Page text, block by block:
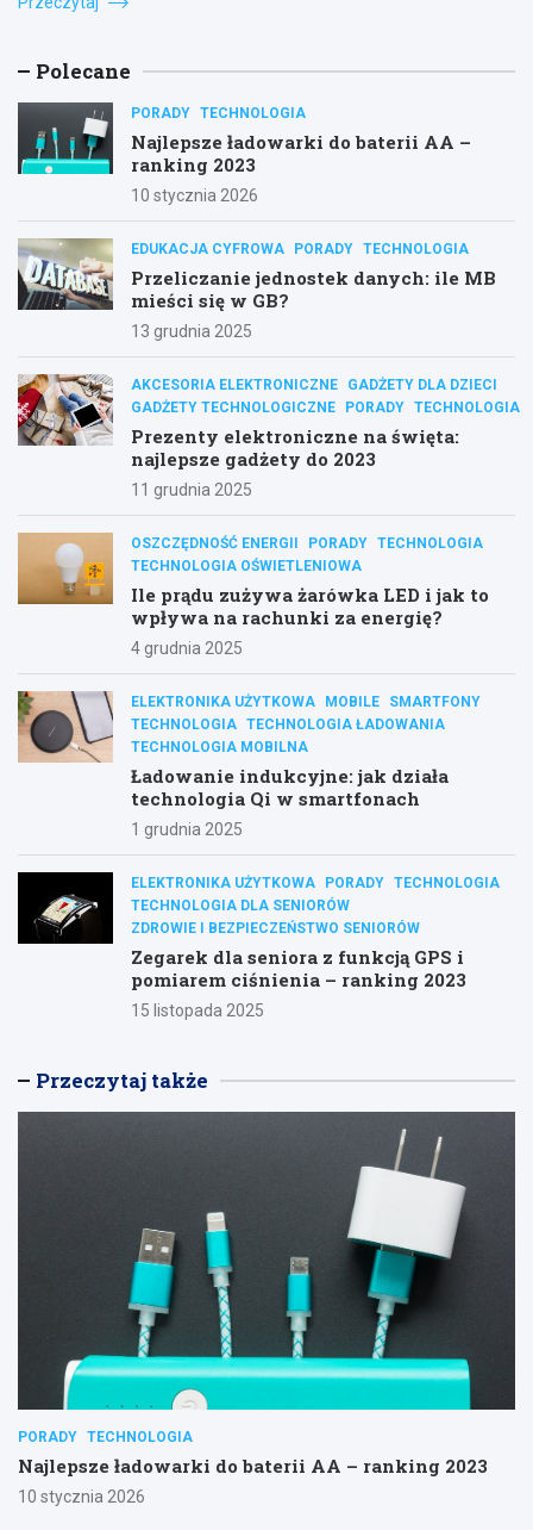
Polecane
PORADY TECHNOLOGIA
Najlepsze ładowarki do baterii AA –
ranking 2023
10 stycznia 2026
EDUKACJA CYFROWA PORADY TECHNOLOGIA
Przeliczanie jednostek danych: ile MB
mieści się w GB?
13 grudnia 2025
AKCESORIA ELEKTRONICZNE
GADŻETY DLA DZIECI
GADŻETY TECHNOLOGICZNE
PORADY TECHNOLOGIA
Prezenty elektroniczne na święta:
najlepsze gadżety do 2023
11 grudnia 2025
OSZCZĘDNOŚĆ ENERGII PORADY TECHNOLOGIA
TECHNOLOGIA OŚWIETLENIOWA
Ile prądu zużywa żarówka LED i jak to
wpływa na rachunki za energię?
4 grudnia 2025
ELEKTRONIKA UŻYTKOWA MOBILE
SMARTFONY
TECHNOLOGIA TECHNOLOGIA ŁADOWANIA
TECHNOLOGIA MOBILNA
Ładowanie indukcyjne: jak działa
technologia Qi w smartfonach
1 grudnia 2025
ELEKTRONIKA UŻYTKOWA PORADY TECHNOLOGIA
TECHNOLOGIA DLA SENIORÓW
ZDROWIE I BEZPIECZEŃSTWO SENIORÓW
Zegarek dla seniora z funkcją GPS i
pomiarem ciśnienia – ranking 2023
15 listopada 2025
Przeczytaj także
PORADY TECHNOLOGIA
Najlepsze ładowarki do baterii AA – ranking 2023
10 stycznia 2026